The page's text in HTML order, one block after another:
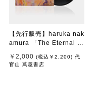
【先行販売】haruka nak
amura 「The Eternal Vi
￥2,000 (税込 ￥2,200) 代
官山 蔦屋書店